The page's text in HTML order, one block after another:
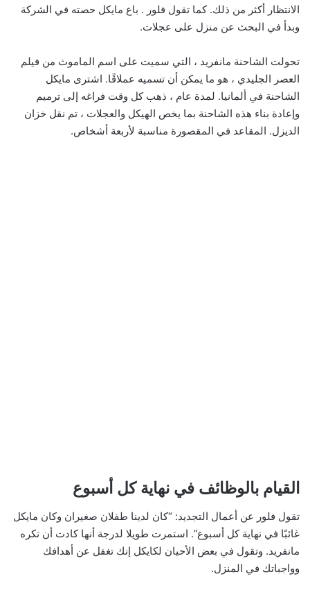
الانتظار أكثر من ذلك. كما تقول فلور . باع مايكل حصته في الشركة
وبدأ في البحث عن منزل على عجلات.
تحولت الشاحنة مانفريد ، التي سميت على اسم الماموث من فيلم
العصر الجليدي ، هو ما يمكن أن تسميه عملاقًا. اشترى مايكل
الشاحنة في ألمانيا. لمدة عام ، ذهب كل وقت فراغه إلى ترميم
وإعادة بناء هذه الشاحنة بما يخص الهيكل والعجلات ، تم نقل خزان
الديزل. المقاعد في المقصورة مناسبة لأربعة أشخاص.
القيام بالوظائف في نهاية كل أسبوع
تقول فلور عن أعمال التجديد: “كان لدينا طفلان صغيران وكان مايكل
غائبًا في نهاية كل أسبوع”. استمرت طويلا لدرجة أنها كادت أن تكره
مانفريد. وتقول في بعض الأحيان لكايكل إنك تغفل عن أهدافك
وواجباتك في المنزل.